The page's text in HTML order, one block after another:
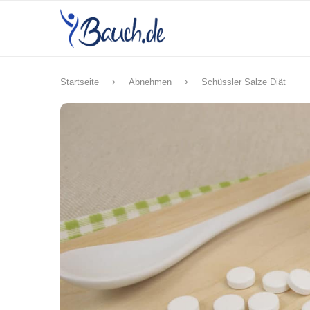
Startseite Abnehmen Schüssler Salze Diät